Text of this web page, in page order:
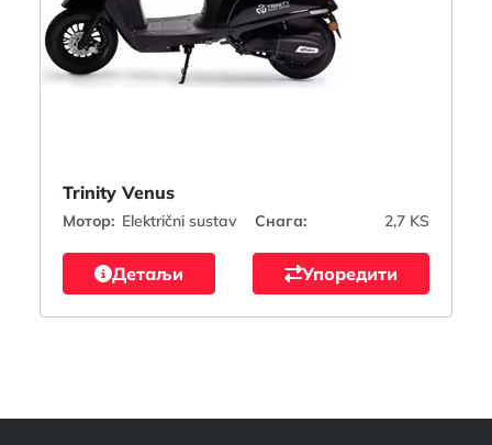
Trinity Venus
Мотор: Električni sustav Снага: 2,7 KS
Детаљи Упоредити